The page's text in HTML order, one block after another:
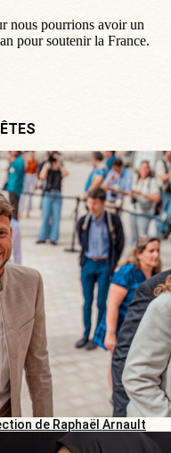
nous pourrions avoir un
pour soutenir la France.
de Raphaël Arnault